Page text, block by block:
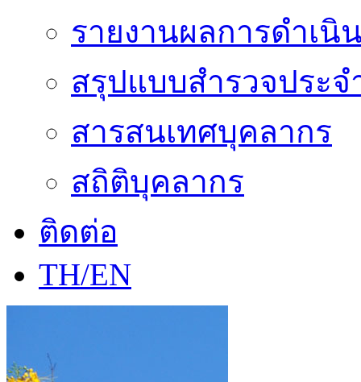
รายงานผลการดำเนิ
สรุปแบบสำรวจประจ
สารสนเทศบุคลากร
สถิติบุคลากร
ติดต่อ
TH/EN